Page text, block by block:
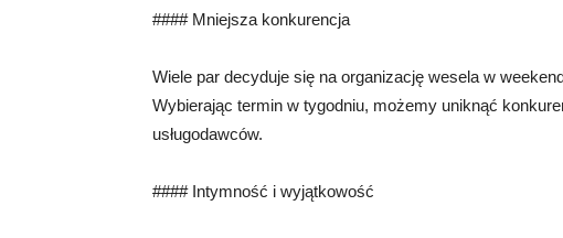
#### Mniejsza konkurencja
Wiele par decyduje się na organizację wesela w
Wybierając termin w tygodniu, możemy uniknąć
usługodawców.
#### Intymność i wyjątkowość